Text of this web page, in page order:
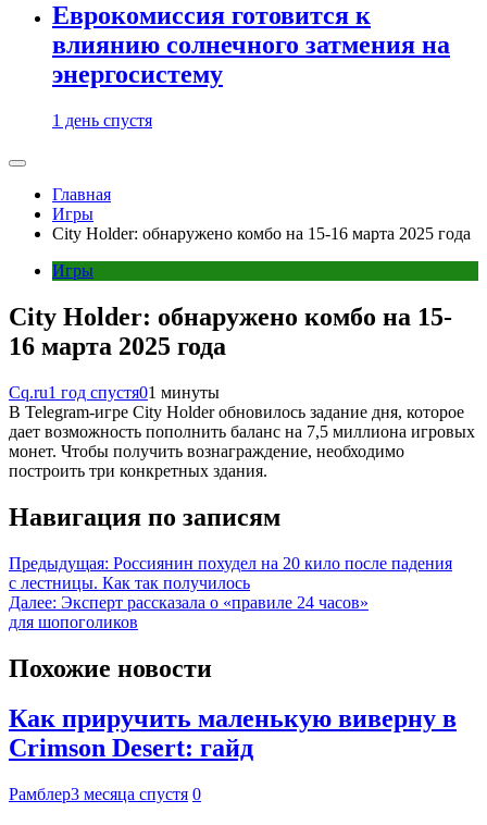
Еврокомиссия готовится к
влиянию солнечного затмения на
энергосистему
1 день спустя
Главная
Игры
City Holder: обнаружено комбо на 15-16 марта 2025 года
Игры
City Holder: обнаружено комбо на 15-
16 марта 2025 года
Cq.ru1 год спустя01 минуты
В Telegram-игре City Holder обновилось задание дня, которое
дает возможность пополнить баланс на 7,5 миллиона игровых
монет. Чтобы получить вознаграждение, необходимо
построить три конкретных здания.
Навигация по записям
Предыдущая: Россиянин похудел на 20 кило после падения
с лестницы. Как так получилось
Далее: Эксперт рассказала о «правиле 24 часов»
для шопоголиков
Похожие новости
Как приручить маленькую виверну в
Crimson Desert: гайд
Рамблер3 месяца спустя 0